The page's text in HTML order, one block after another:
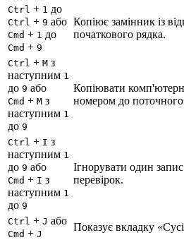
Ctrl + 1 до
Ctrl + 9 або
Cmd + 1 до
Cmd + 9
Копіює замінник із
початкового рядка.
Ctrl + M з
наступним 1
до 9 або
Cmd + M з
наступним 1
до 9
Копіювати
номером до поточного
Ctrl + I з
наступним 1
до 9 або
Cmd + I з
наступним 1
до 9
Ігнорувати один
перевірок.
Ctrl + J або
Cmd + J
Показує вкладку